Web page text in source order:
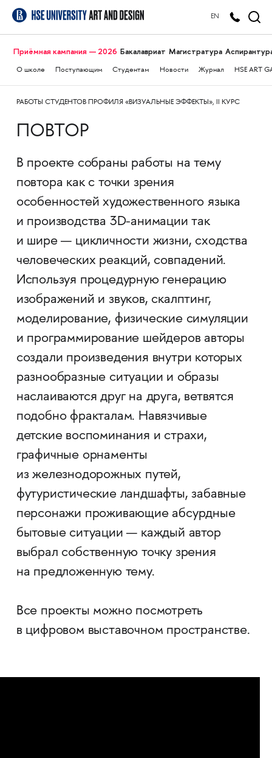
EN
Приёмная кампания — 2026 Бакалавриат Магистратура
О школе Поступающим Студентам Новости Журнал HSE ART
РАБОТЫ СТУДЕНТОВ ПРОФИЛЯ «ВИЗУАЛЬНЫЕ ЭФФЕКТЫ», II КУРС
ПОВТОР
В проекте собраны работы на тему
повтора как с точки зрения
особенностей художественного языка
и производства 3D-анимации так
и шире — цикличности жизни, сходства
человеческих реакций, совпадений.
Используя процедурную генерацию
изображений и звуков, скалптинг,
моделирование, физические симуляции
и программирование шейдеров авторы
создали произведения внутри которых
разнообразные ситуации и образы
наслаиваются друг на друга, ветвятся
подобно фракталам. Навязчивые
детские воспоминания и страхи,
графичные орнаменты
из железнодорожных путей,
футуристические ландшафты, забавные
персонажи проживающие абсурдные
бытовые ситуации — каждый автор
выбрал собственную точку зрения
на предложенную тему.
Все проекты можно посмотреть
в цифровом выставочном пространстве.